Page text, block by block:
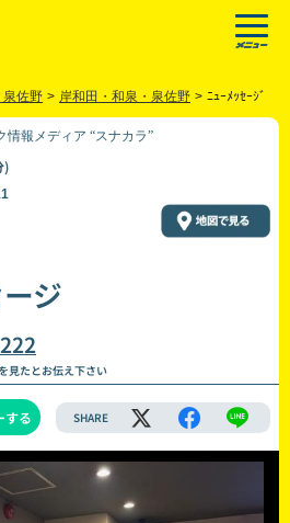
泉佐野 > 岸和田・和泉・泉佐野 > ﾆｭｰﾒｯｾｰｼﾞ
情報メディア “スナカラ”
)
ジ
見たとお伝え下さい
する SHARE